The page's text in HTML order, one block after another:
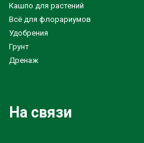
Кашпо для растений
Всё для флорариумов
Удобрения
Грунт
Дренаж
На связи